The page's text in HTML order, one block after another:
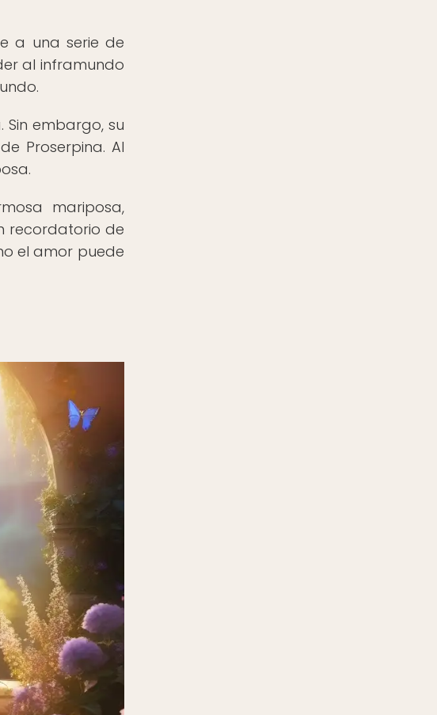
a una serie de
al inframundo
embargo, su
Proserpina. Al
mariposa,
recordatorio de
el amor puede